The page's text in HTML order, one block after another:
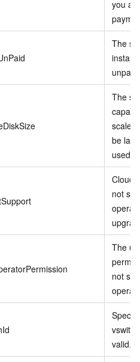
you
The
The
scale-
be
used
Cloud
not
The
not
valid.